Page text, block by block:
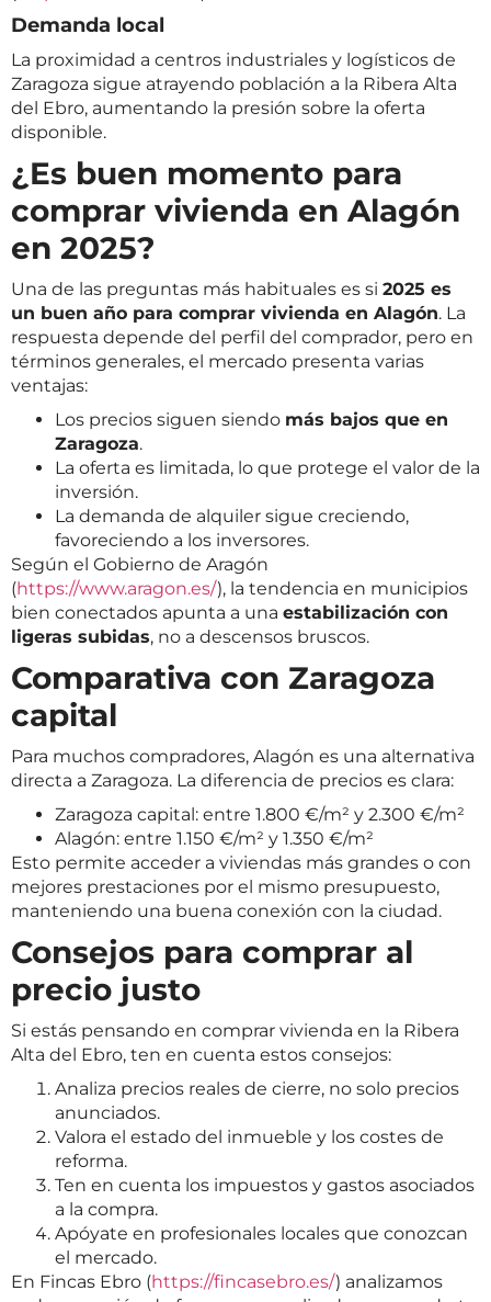
Demanda local
La proximidad a centros industriales y logísticos de
Zaragoza sigue atrayendo población a la Ribera Alta
del Ebro, aumentando la presión sobre la oferta
disponible.
¿Es buen momento para
comprar vivienda en Alagón
en 2025?
Una de las preguntas más habituales es si 2025 es
un buen año para comprar vivienda en Alagón. La
respuesta depende del perfil del comprador, pero en
términos generales, el mercado presenta varias
ventajas:
Los precios siguen siendo más bajos que en
Zaragoza.
La oferta es limitada, lo que protege el valor de la
inversión.
La demanda de alquiler sigue creciendo,
favoreciendo a los inversores.
Según el Gobierno de Aragón
(https://www.aragon.es/), la tendencia en municipios
bien conectados apunta a una estabilización con
ligeras subidas, no a descensos bruscos.
Comparativa con Zaragoza
capital
Para muchos compradores, Alagón es una alternativa
directa a Zaragoza. La diferencia de precios es clara:
Zaragoza capital: entre 1.800 €/m² y 2.300 €/m²
Alagón: entre 1.150 €/m² y 1.350 €/m²
Esto permite acceder a viviendas más grandes o con
mejores prestaciones por el mismo presupuesto,
manteniendo una buena conexión con la ciudad.
Consejos para comprar al
precio justo
Si estás pensando en comprar vivienda en la Ribera
Alta del Ebro, ten en cuenta estos consejos:
Analiza precios reales de cierre, no solo precios
anunciados.
Valora el estado del inmueble y los costes de
reforma.
Ten en cuenta los impuestos y gastos asociados
a la compra.
Apóyate en profesionales locales que conozcan
el mercado.
En Fincas Ebro (https://fincasebro.es/) analizamos